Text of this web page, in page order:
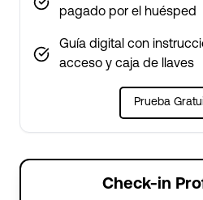
pagado por el huésped
Guía digital con
acceso y caja de llaves
Prueba
Check-in